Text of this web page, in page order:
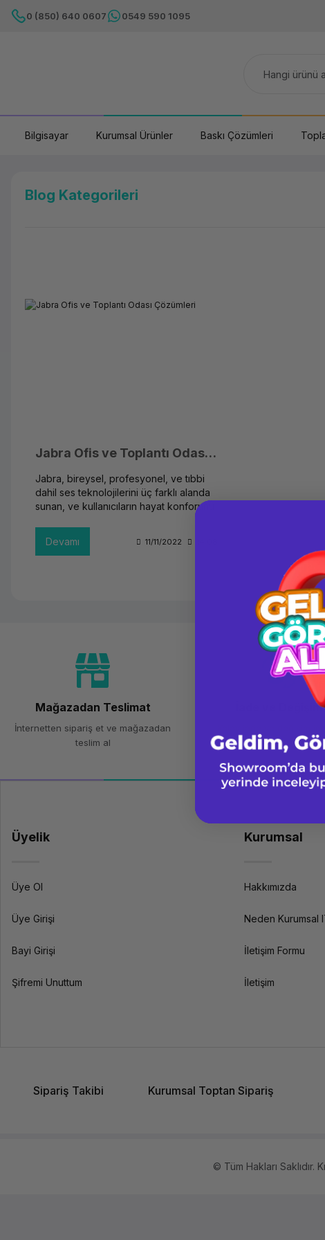
0 (850) 640 0607 0549 590 1095
Bilgisayar Kurumsal Ürünler Baskı Çözümleri
Blog Kategorileri
Jabra Ofis ve Toplantı Odası Çözümleri
Jabra, bireysel, profesyonel, ve tıbbi
dahil ses teknolojilerini üç farklı alanda
sunan, ve kullanıcıların hayat konforunu
Devamı 11/11/2022
Mağazadan Teslimat
İnternetten sipariş et ve mağazadan
teslim al
İade ve Değişim
Üyelik
Üye Ol
Üye Girişi
Bayi Girişi
Şifremi Unuttum
Kurumsal
Hakkımızda
Neden Kurumsal
İletişim Formu
İletişim
Sipariş Takibi Kurumsal Toptan Sipariş
© Tüm Hakları Saklıdır.